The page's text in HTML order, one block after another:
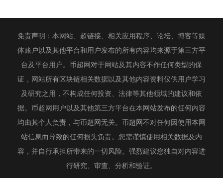
免责声明：本网站、超链接、相关应用程序、论坛、博客等媒
体账户以及其他平台和用户发布的所有内容均来源于第三方平
台及平台用户。币超网对于网站及其内容不作任何类型的保
证，网站所有区块链相关数据以及其他内容资料仅供用户学习
及研究之用，不构成任何投资、法律等其他领域的建议和依
据。币超网用户以及其他第三方平台在本网站发布的任何内容
均由其个人负责，与币超网无关。币超网不对任何因使用本网
站信息而导致的任何损失负责。您需谨慎使用相关数据及内
容，并自行承担所带来的一切风险。强烈建议您独自对内容进
行研究、审查、分析和验证。